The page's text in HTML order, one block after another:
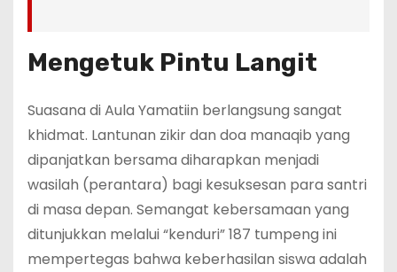
Mengetuk Pintu Langit
Suasana di Aula Yamatiin berlangsung sangat
khidmat. Lantunan zikir dan doa manaqib yang
dipanjatkan bersama diharapkan menjadi
wasilah (perantara) bagi kesuksesan para santri
di masa depan. Semangat kebersamaan yang
ditunjukkan melalui “kenduri” 187 tumpeng ini
mempertegas bahwa keberhasilan siswa adalah